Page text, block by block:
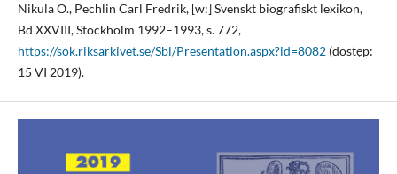
Nikula O., Pechlin Carl Fredrik, [w:] Svenskt biografiskt lexikon,
Bd XXVIII, Stockholm 1992–1993, s. 772,
https://sok.riksarkivet.se/Sbl/Presentation.aspx?id=8082(dostęp:
15 VI 2019).